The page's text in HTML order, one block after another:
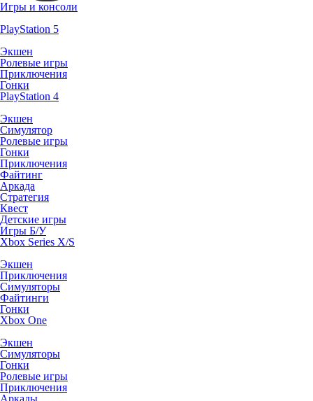
Игры и консоли
PlayStation 5
Экшен
Ролевые игры
Приключения
Гонки
PlayStation 4
Экшен
Симулятор
Ролевые игры
Гонки
Приключения
Файтинг
Аркада
Стратегия
Квест
Детские игры
Игры Б/У
Xbox Series X/S
Экшен
Приключения
Симуляторы
Файтинги
Гонки
Xbox One
Экшен
Симуляторы
Гонки
Ролевые игры
Приключения
Аркады